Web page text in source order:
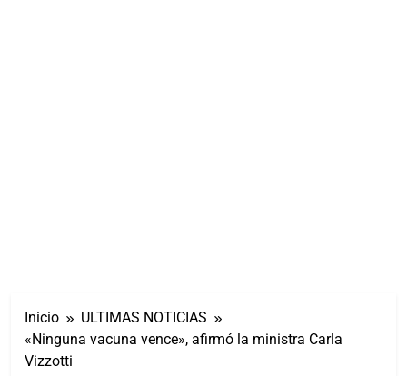
Inicio
ULTIMAS NOTICIAS
«Ninguna vacuna vence», afirmó la ministra Carla
Vizzotti